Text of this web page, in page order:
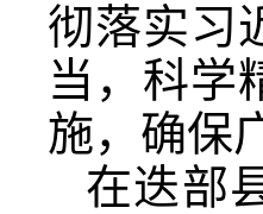
彻落实习
当，科学
施，确保
在迭部